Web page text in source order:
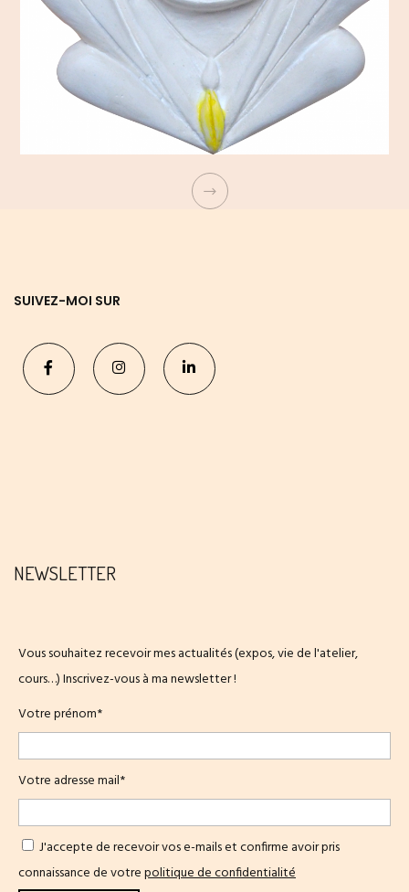
SUIVEZ-MOI SUR
NEWSLETTER
Vous souhaitez recevoir mes actualités (expos, vie de l'atelier,
cours…) Inscrivez-vous à ma newsletter !
Votre prénom*
Votre adresse mail*
J'accepte de recevoir vos e-mails et confirme avoir pris
connaissance de votrepolitique de confidentialité